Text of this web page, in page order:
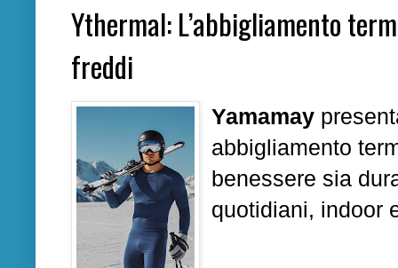
Ythermal: L’abbigliamento
freddi
Yamamay
abbigliamento
benessere sia
quotidiani, indoor